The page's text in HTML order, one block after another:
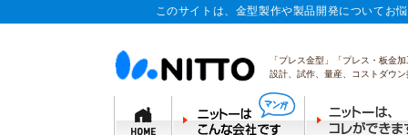
このサイトは、金型製作や製品開発についてお
「プレス金型」「プレス・板金
設計、試作、量産、コストダウ